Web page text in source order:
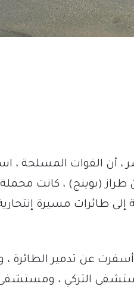
، أن القوات المسلحة
طراز (بوينج) ، كانت
طائرات مسيرة
عن تدمير الطائرة ،
التركي ،